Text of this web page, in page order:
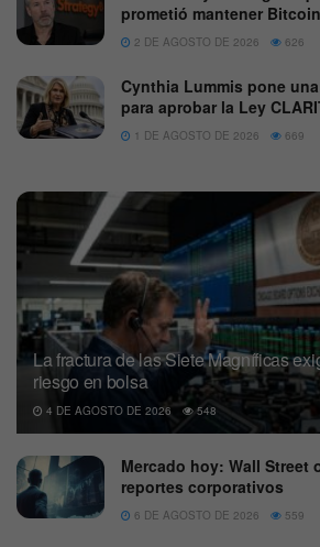
prometió mantener
2 DE AGOSTO DE 2026 626
Cynthia Lummis pone
para aprobar la Ley
1 DE AGOSTO DE 2026 669
La fractura de las Siete Magníficas
riesgo en bolsa
4 DE AGOSTO DE 2026 548
Mercado hoy: Wall Street
reportes corporativos
6 DE AGOSTO DE 2026 559